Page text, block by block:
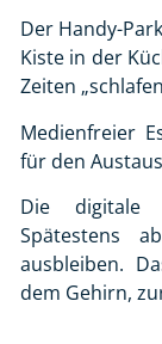
Der Handy-
Kiste in der
Zeiten
Medienfreier
für den
Die digitale
Spätestens
ausbleiben.
dem Gehirn,